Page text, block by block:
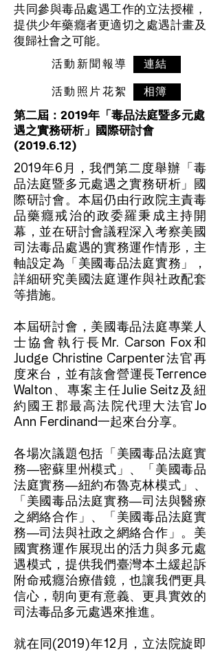
共同參與毒品處遇工作的立法授權，
提供少年藥癮者更適切之處遇計畫及
復歸社會之可能。
​活動新聞報導 連結
​活動照片花絮 相簿
第二屆：2019年「毒品法庭暨多元處
遇之實務研析」國際研討會
(2019.6.12)
2019年6月，我們第二度舉辦「毒
品法庭暨多元處遇之實務研析」國
際研討會。本屆仍由行政院主責毒
品藥癮戒治的政委羅秉成主持開
幕，並在研討會議程深入考察美國
司法毒品處遇的實務運作情形，主
軸設定為「美國毒品法庭實務」，
詳細研究美國法庭運作與社政配套
等措施。
本屆研討會，美國毒品法庭專業人
士協會執行長Mr. Carson Fox和
Judge Christine Carpenter法官再
度來台，並有該會營運長Terrence
Walton、專案主任Julie Seitz及紐
約國王郡最高法院代理大法官Jo
Ann Ferdinand一起來台分享。
各場次議題包括「美國毒品法庭實
務―密蘇里州模式」、「美國毒品
法庭實務―紐約布魯克林模式」、
「美國毒品法庭實務―司法與醫療
之網絡合作」、「美國毒品法庭實
務―司法與社政之網絡合作」。美
國實務運作展現出的活力與多元處
遇模式，提供我們臺灣本土緩起訴
附命戒癮治療借鏡，也讓我們更具
信心，朝向更有意義、更具實效的
司法毒品多元處遇來推進。
就在同(2019)年12月，立法院旋即